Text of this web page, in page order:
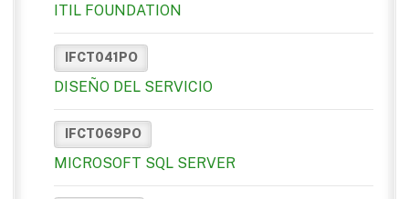
ITIL FOUNDATION
IFCT041PO
DISEÑO DEL SERVICIO
IFCT069PO
MICROSOFT SQL SERVER